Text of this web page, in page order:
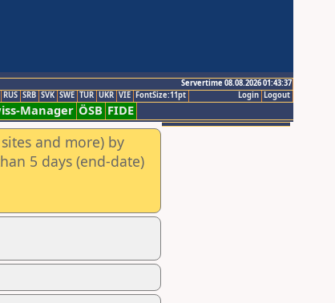
Servertime 08.08.2026 01:43:37
Logout
Login
RUS SRB SVK SWE TUR UKR VIE FontSize:11pt
Manager ÖSB FIDE
and more) by
5 days (end-date)